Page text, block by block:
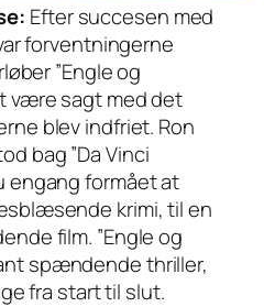
Efter succesen med
forventningerne
”Engle og
være sagt med det
blev indfriet. Ron
bag ”Da Vinci
engang formået at
krimi, til en
film. ”Engle og
spændende thriller,
fra start til slut.